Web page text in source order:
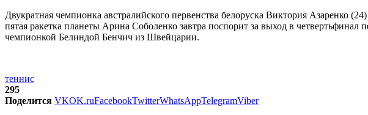
Двукратная чемпионка австралийского первенства белоруска Виктория Азаренко
пятая ракетка планеты Арина Соболенко завтра поспорит за выход в
чемпионкой Белиндой Бенчич из Швейцарии.
теннис
295
Поделится VKOK.ruFacebookTwitterWhatsAppTelegramViber